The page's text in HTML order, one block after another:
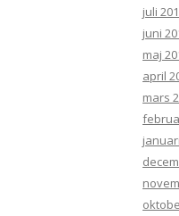
juli
juni
maj
april
mars